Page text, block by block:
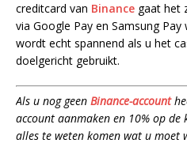
creditcard van Binance gaat het
via Google Pay en Samsung
wordt echt spannend als u het
doelgericht gebruikt.
Als u nog geen Binance-account
account aanmaken en 10% op de
alles te weten komen wat u moet